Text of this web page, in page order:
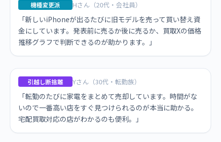
機種変更派 Hさん（20代・会社員）
「新しいiPhoneが出るたびに旧モデルを売って買い替え資
金にしています。発表前に売るか後に売るか、買取Xの価格
推移グラフで判断できるのが助かります。」
引越し断捨離 Yさん（30代・転勤族）
「転勤のたびに家電をまとめて売却しています。時間がな
いので一番高い店をすぐ見つけられるのが本当に助かる。
宅配買取対応の店がわかるのも便利。」